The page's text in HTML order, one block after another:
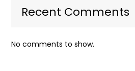
Recent Comments
No comments to show.